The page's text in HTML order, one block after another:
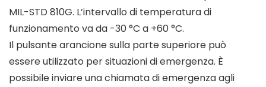
MIL-STD 810G. L’intervallo di temperatura di
funzionamento va da -30 °C a +60 °C.
Il pulsante arancione sulla parte superiore può
essere utilizzato per situazioni di emergenza. È
possibile inviare una chiamata di emergenza agli